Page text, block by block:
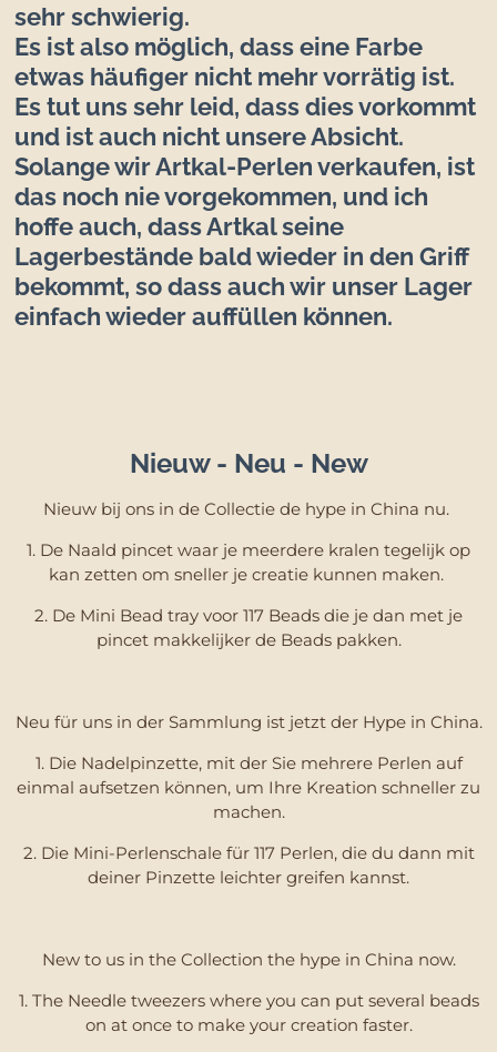
sehr schwierig.
Es ist also möglich, dass eine Farbe
etwas häufiger nicht mehr vorrätig ist.
Es tut uns sehr leid, dass dies vorkommt
und ist auch nicht unsere Absicht.
Solange wir Artkal-Perlen verkaufen, ist
das noch nie vorgekommen, und ich
hoffe auch, dass Artkal seine
Lagerbestände bald wieder in den Griff
bekommt, so dass auch wir unser Lager
einfach wieder auffüllen können.
Nieuw - Neu - New
Nieuw bij ons in de Collectie de hype in China nu.
1. De Naald pincet waar je meerdere kralen tegelijk op
kan zetten om sneller je creatie kunnen maken.
2. De Mini Bead tray voor 117 Beads die je dan met je
pincet makkelijker de Beads pakken.
Neu für uns in der Sammlung ist jetzt der Hype in China.
1. Die Nadelpinzette, mit der Sie mehrere Perlen auf
einmal aufsetzen können, um Ihre Kreation schneller zu
machen.
2. Die Mini-Perlenschale für 117 Perlen, die du dann mit
deiner Pinzette leichter greifen kannst.
New to us in the Collection the hype in China now.
1. The Needle tweezers where you can put several beads
on at once to make your creation faster.